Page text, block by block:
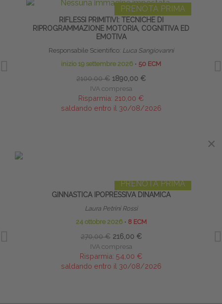
PRENOTA PRIMA
RIFLESSI PRIMITIVI: TECNICHE DI
RIPROGRAMMAZIONE MOTORIA, COGNITIVA ED
EMOTIVA
Responsabile Scientifico: Luca Sangiovanni
inizio 19 settembre 2026 ∙ 50 ECM
2100,00 € 1890,00 €
IVA compresa
Risparmia: 210,00 €
saldando entro il 30/08/2026
PRENOTA PRIMA
GINNASTICA IPOPRESSIVA DINAMICA
Laura Petrini Rossi
24 ottobre 2026 ∙ 8 ECM
270,00 € 216,00 €
IVA compresa
Risparmia: 54,00 €
saldando entro il 30/08/2026
×